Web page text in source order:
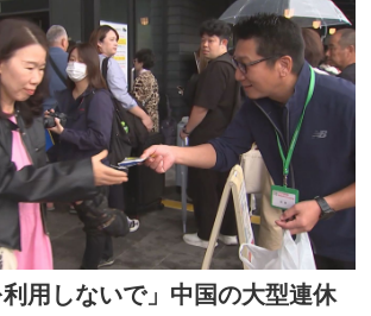
利用しないで」中国の大型連休